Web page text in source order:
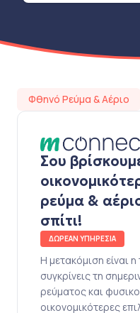
Φθηνό Ρεύμα & Αέριο
Σου
ρεύμα &
σπίτι!
ΔΩΡΕΑΝ ΥΠΗΡΕΣΙΑ
Η μετακόμιση είναι η
συγκρίνεις τη
ρεύματος και
οικονομικότερες